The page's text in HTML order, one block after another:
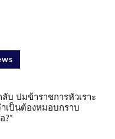
บ ปมข้าราชการหัวเราะ
เป็นต้องหมอบกราบ
?”